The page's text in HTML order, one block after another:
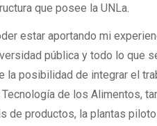
que posee la UNLa.
estar aportando mi
pública y todo lo que
la posibilidad de integrar el
de los Alimentos,
de productos, la plantas